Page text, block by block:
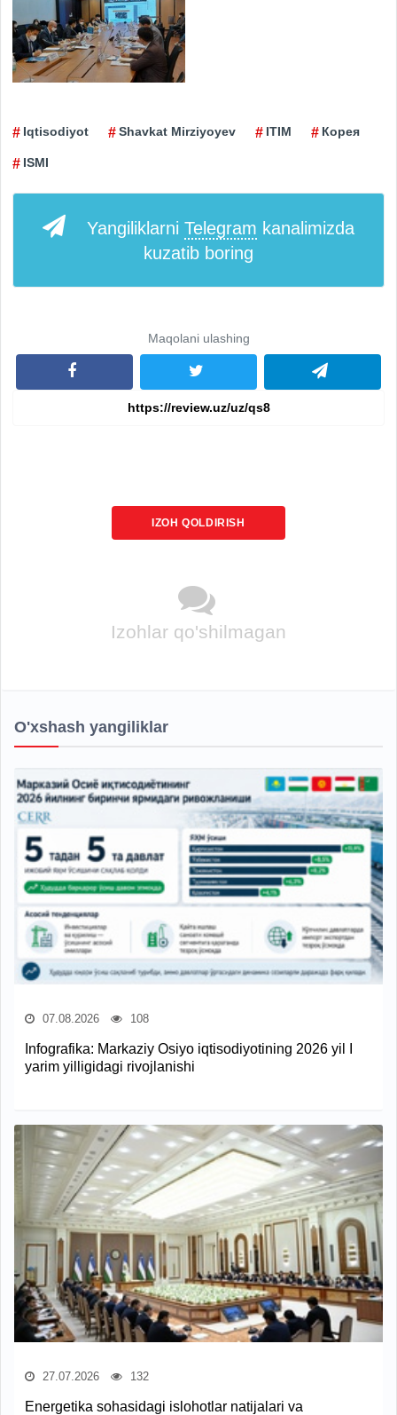
Iqtisodiyot Shavkat Mirziyoyev ITIM Корея
ISMI
Yangiliklarni Telegram kanalimizda
kuzatib boring
Maqolani ulashing
IZOH QOLDIRISH
Izohlar qo'shilmagan
O'xshash yangiliklar
07.08.2026 108
Infografika: Markaziy Osiyo iqtisodiyotining 2026 yil I
yarim yilligidagi rivojlanishi
27.07.2026 132
Energetika sohasidagi islohotlar natijalari va